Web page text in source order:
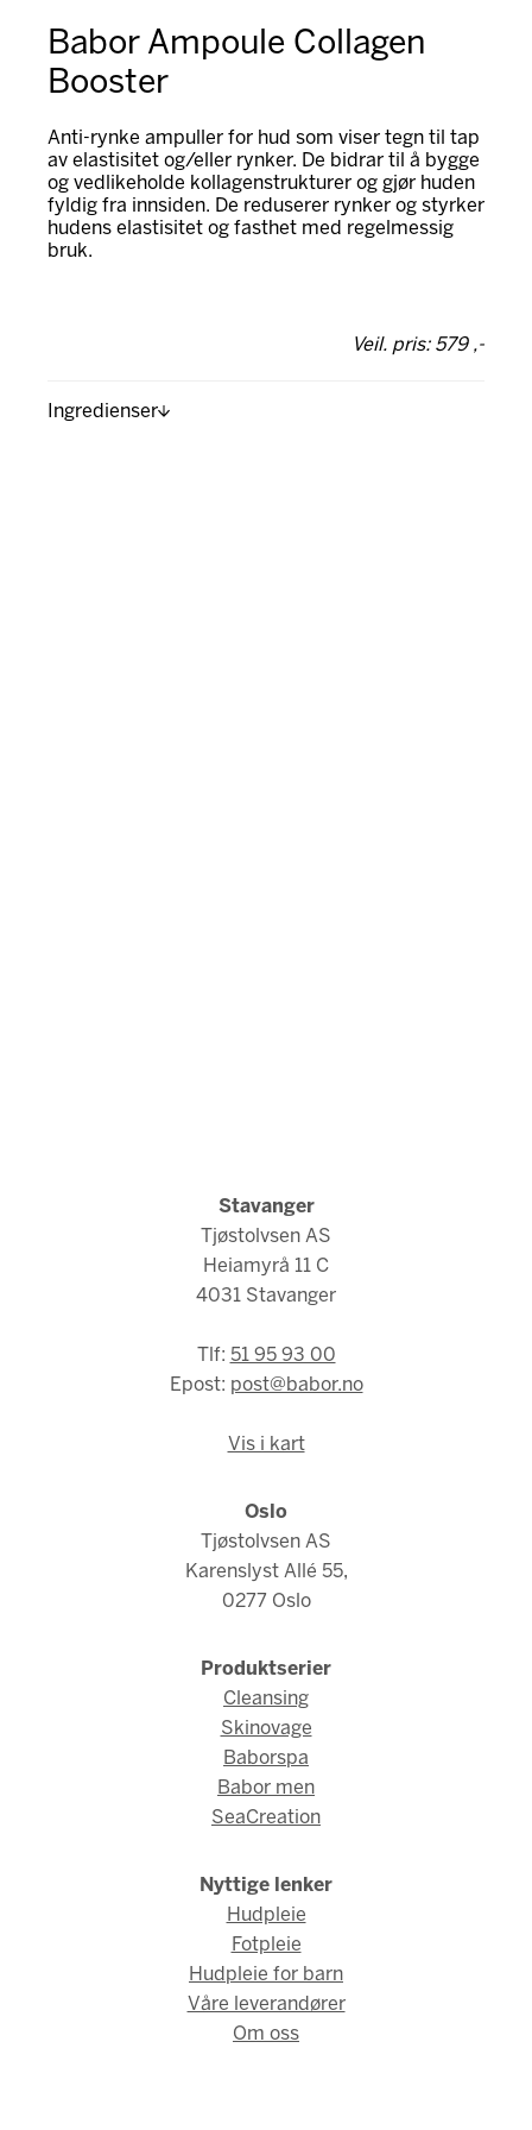
Babor Ampoule Collagen
Booster
Anti-rynke ampuller for hud som viser tegn til tap
av elastisitet og/eller rynker. De bidrar til å bygge
og vedlikeholde kollagenstrukturer og gjør huden
fyldig fra innsiden. De reduserer rynker og styrker
hudens elastisitet og fasthet med regelmessig
bruk.
Veil. pris: 579 ,-
Ingredienser
Stavanger
Tjøstolvsen AS
Heiamyrå 11 C
4031 Stavanger
Tlf: 51 95 93 00
Epost: post@babor.no
Vis i kart
Oslo
Tjøstolvsen AS
Karenslyst Allé 55,
0277 Oslo
Produktserier
Cleansing
Skinovage
Baborspa
Babor men
SeaCreation
Nyttige lenker
Hudpleie
Fotpleie
Hudpleie for barn
Våre leverandører
Om oss